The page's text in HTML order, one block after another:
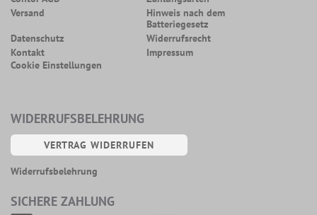
Versand
Hinweis nach dem
Batteriegesetz
Datenschutz
Widerrufsrecht
Kontakt
Impressum
Cookie Einstellungen
WIDERRUFSBELEHRUNG
VERTRAG WIDERRUFEN
Widerrufsbelehrung
SICHERE ZAHLUNG